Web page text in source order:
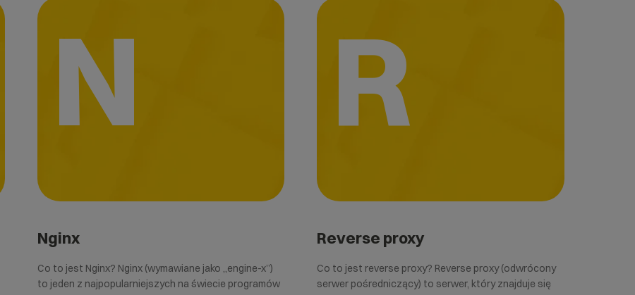
N
Nginx
Co to jest Nginx? Nginx (wymawiane jako „engine-x”)
to jeden z najpopularniejszych na świecie programów
R
Reverse proxy
Co to jest reverse proxy? Reverse proxy (odwrócony
serwer pośredniczący) to serwer, który znajduje się